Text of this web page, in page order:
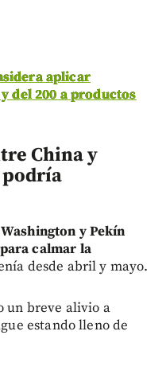
aplicar
del 200 a productos
China y
podría
Washington y Pekín
calmar la
desde abril y mayo.
un breve alivio a
estando lleno de